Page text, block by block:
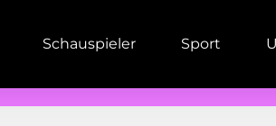
Schauspieler Sport